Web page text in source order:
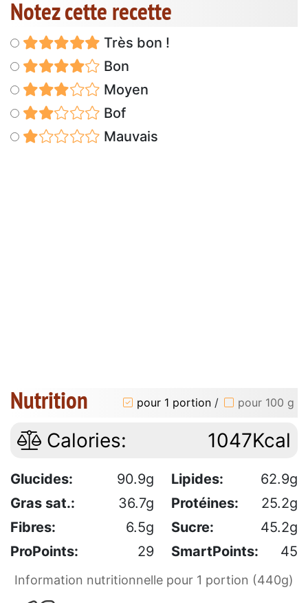
Notez cette recette
Très bon !
Bon
Moyen
Bof
Mauvais
Nutrition pour 1 portion / pour 100 g
Calories: 1047Kcal
Glucides: 90.9g Lipides:
62.9g
Gras sat.:
36.7g Protéines:
25.2g
Fibres:
6.5g Sucre:
45.2g
ProPoints:
29 SmartPoints: 45
Information nutritionnelle pour 1 portion (440g)